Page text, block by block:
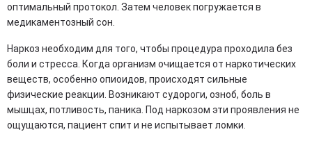
оптимальный протокол. Затем человек погружается в
медикаментозный сон.
Наркоз необходим для того, чтобы процедура проходила без
боли и стресса. Когда организм очищается от наркотических
веществ, особенно опиоидов, происходят сильные
физические реакции. Возникают судороги, озноб, боль в
мышцах, потливость, паника. Под наркозом эти проявления не
ощущаются, пациент спит и не испытывает ломки.